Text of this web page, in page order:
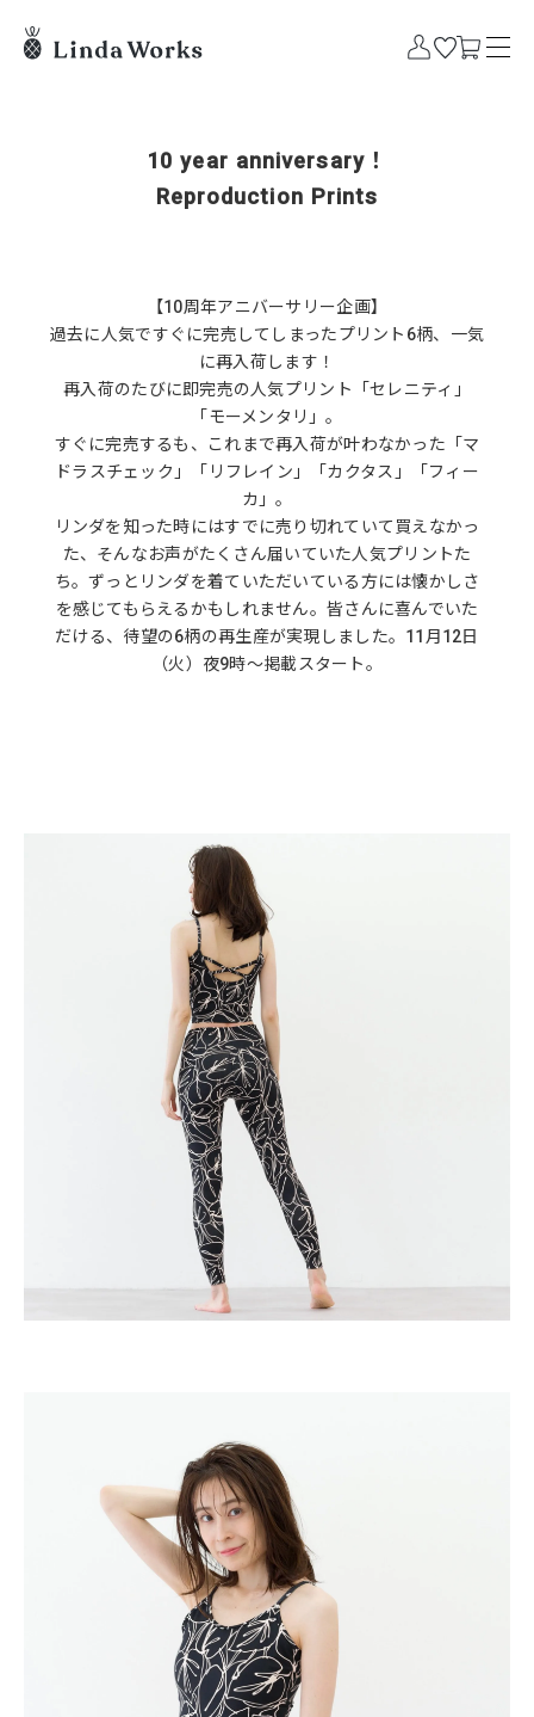
10 year anniversary！
Reproduction Prints
【10周年アニバーサリー企画】
過去に人気ですぐに完売してしまったプリント6柄、一気
に再入荷します！
再入荷のたびに即完売の人気プリント「セレニティ」
「モーメンタリ」。
すぐに完売するも、これまで再入荷が叶わなかった「マ
ドラスチェック」「リフレイン」「カクタス」「フィー
カ」。
リンダを知った時にはすでに売り切れていて買えなかっ
た、そんなお声がたくさん届いていた人気プリントた
ち。ずっとリンダを着ていただいている方には懐かしさ
を感じてもらえるかもしれません。皆さんに喜んでいた
だける、待望の6柄の再生産が実現しました。11月12日
（火）夜9時～掲載スタート。